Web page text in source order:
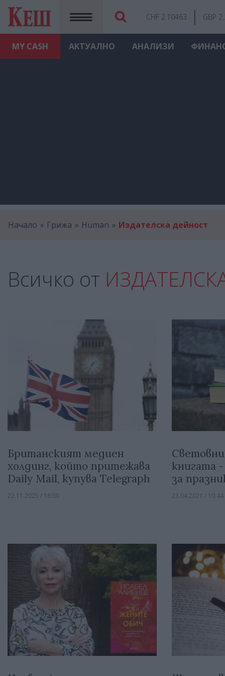
MY CASH
CHF 2.10463 GBP
АКТУАЛНО АНАЛИЗИ
Начало Грижа Human Издателска дейност
Всичко от
Британският медиен
холдинг, който притежава
Daily Mail, купува Telegraph
22.11.2025 / 16:00
книгата
за
23.04.2021 / 10:44